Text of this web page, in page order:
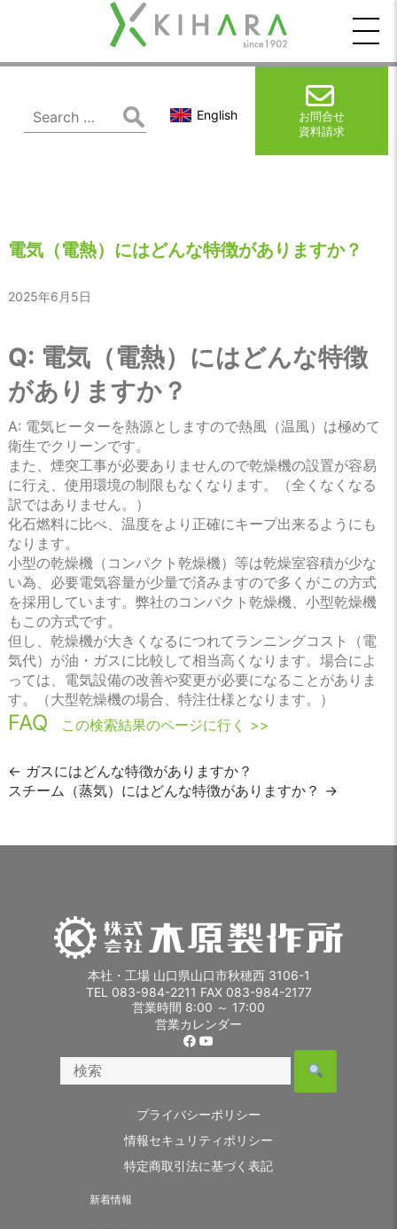
木
原
製
Search
for:
English
お問合せ
資料請求
電気（電熱）にはどんな特徴がありますか？
2025年6月5日
Q: 電気（電熱）にはどんな特徴
がありますか？
A: 電気ヒーターを熱源としますので熱風（温風）は極めて
衛生でクリーンです。
また、煙突工事が必要ありませんので乾燥機の設置が容易
に行え、使用環境の制限もなくなります。（全くなくなる
訳ではありません。）
化石燃料に比べ、温度をより正確にキープ出来るようにも
なります。
小型の乾燥機（コンパクト乾燥機）等は乾燥室容積が少な
い為、必要電気容量が少量で済みますので多くがこの方式
を採用しています。弊社のコンパクト乾燥機、小型乾燥機
もこの方式です。
但し、乾燥機が大きくなるにつれてランニングコスト（電
気代）が油・ガスに比較して相当高くなります。場合によ
っては、電気設備の改善や変更が必要になることがありま
す。（大型乾燥機の場合、特注仕様となります。）
FAQ
投
ナ
← ガスにはどんな特徴がありますか？
スチーム（蒸気）にはどんな特徴がありますか？ →
本社・工場 山口県山口市秋穂西 3106-1
TEL 083-984-2211 FAX 083-984-2177
営業時間 8:00 ～ 17:00
営業カレンダー
プライバシーポリシー
情報セキュリティポリシー
特定商取引法に基づく表記
新着情報